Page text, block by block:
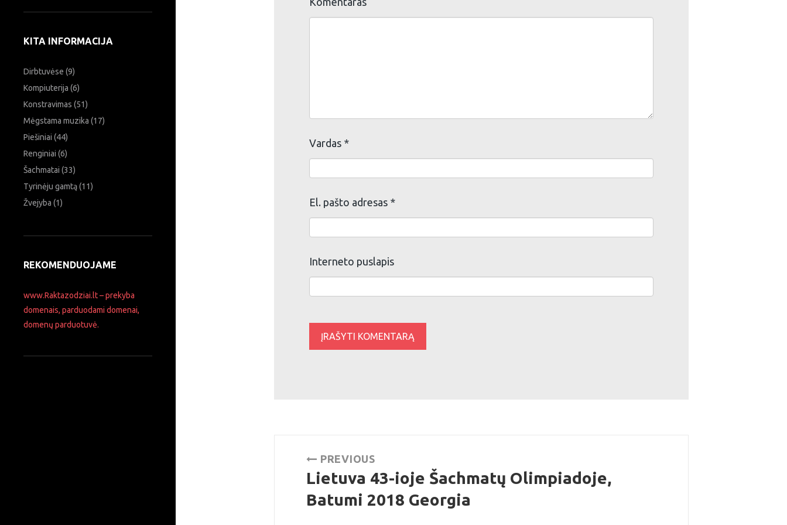
Vardas *
El. pašto adresas *
Interneto puslapis
Navigacija
tarp
įrašų
PREVIOUS
Previous
post:
Lietuva 43-ioje Šachmatų Olimpiadoje,
Batumi 2018 Georgia
KITA INFORMACIJA
Dirbtuvėse (9)
Kompiuterija (6)
Konstravimas (51)
Mėgstama muzika (17)
Piešiniai (44)
Renginiai (6)
Šachmatai (33)
Tyrinėju gamtą(11)
Žvejyba (1)
REKOMENDUOJAME
www.Raktazodziai.lt – prekyba
domenais, parduodami domenai,
domenų parduotuvė.